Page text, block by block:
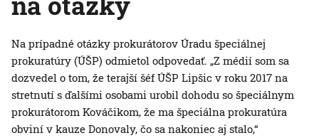
Na prípadné otázky prokurátorov Úradu špeciálnej
prokuratúry (ÚŠP) odmietol odpovedať. „Z médií som sa
dozvedel o tom, že terajší šéf ÚŠP Lipšic v roku 2017 na
stretnutí s ďalšími osobami urobil dohodu so špeciálnym
prokurátorom Kováčikom, že ma špeciálna prokuratúra
obviní v kauze Donovaly, čo sa nakoniec aj stalo,“